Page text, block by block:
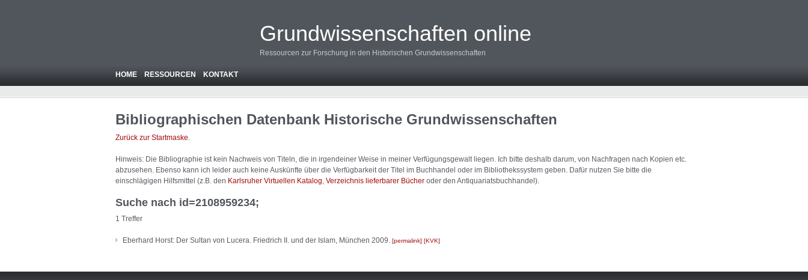
Grundwissenschaften online
Ressourcen zur Forschung in den Historischen Grundwissenschaften
HOME RESSOURCEN KONTAKT
Bibliographischen Datenbank Historische Grundwissenschaften
Zurück zur Startmaske.
Hinweis: Die Bibliographie ist kein Nachweis von Titeln, die in irgendeiner Weise in meiner Verfügungsgewalt liegen. Ich bitte deshalb darum, von Nachfragen nach Kopien etc.
abzusehen. Ebenso kann ich leider auch keine Auskünfte über die Verfügbarkeit der Titel im Buchhandel oder im Bibliothekssystem geben. Dafür nutzen Sie bitte die
einschlägigen Hilfsmittel (z.B. den Karlsruher Virtuellen Katalog Verzeichnis lieferbarer Bücher oder den Antiquariatsbuchhandel).
Suche nach id=2108959234;
1 Treffer
Eberhard Horst: Der Sultan von Lucera. Friedrich II. und der Islam, München 2009. permalink KVK